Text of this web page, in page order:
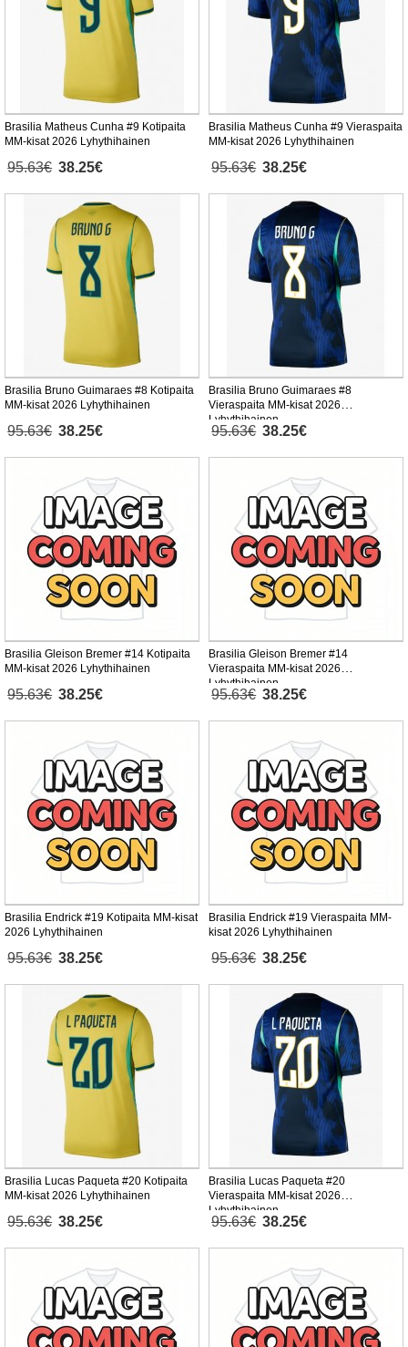
Brasilia Matheus Cunha #9 Kotipaita
MM-kisat 2026 Lyhythihainen
95.63€ 38.25€
Brasilia Matheus Cunha #9 Vieraspaita
MM-kisat 2026 Lyhythihainen
95.63€ 38.25€
Brasilia Bruno Guimaraes #8 Kotipaita
MM-kisat 2026 Lyhythihainen
95.63€ 38.25€
Brasilia Bruno Guimaraes #8
Vieraspaita MM-kisat 2026
Lyhythihainen
95.63€ 38.25€
Brasilia Gleison Bremer #14 Kotipaita
MM-kisat 2026 Lyhythihainen
95.63€ 38.25€
Brasilia Gleison Bremer #14
Vieraspaita MM-kisat 2026
Lyhythihainen
95.63€ 38.25€
Brasilia Endrick #19 Kotipaita MM-kisat
2026 Lyhythihainen
95.63€ 38.25€
Brasilia Endrick #19 Vieraspaita MM-
kisat 2026 Lyhythihainen
95.63€ 38.25€
Brasilia Lucas Paqueta #20 Kotipaita
MM-kisat 2026 Lyhythihainen
95.63€ 38.25€
Brasilia Lucas Paqueta #20
Vieraspaita MM-kisat 2026
Lyhythihainen
95.63€ 38.25€